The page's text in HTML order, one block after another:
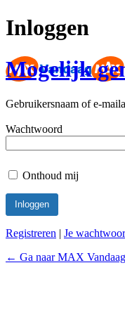
Inloggen
Mogelijk
Gebruikersnaam of e-
Wachtwoord
Onthoud mij
Registreren | Je
← Ga naar MAX Vandaag